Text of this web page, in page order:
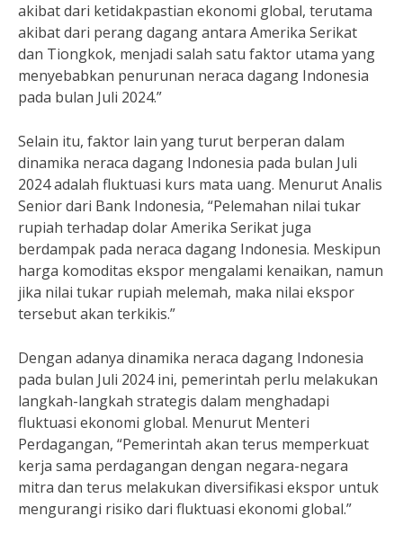
akibat dari ketidakpastian ekonomi global, terutama
akibat dari perang dagang antara Amerika Serikat
dan Tiongkok, menjadi salah satu faktor utama yang
menyebabkan penurunan neraca dagang Indonesia
pada bulan Juli 2024.”
Selain itu, faktor lain yang turut berperan dalam
dinamika neraca dagang Indonesia pada bulan Juli
2024 adalah fluktuasi kurs mata uang. Menurut Analis
Senior dari Bank Indonesia, “Pelemahan nilai tukar
rupiah terhadap dolar Amerika Serikat juga
berdampak pada neraca dagang Indonesia. Meskipun
harga komoditas ekspor mengalami kenaikan, namun
jika nilai tukar rupiah melemah, maka nilai ekspor
tersebut akan terkikis.”
Dengan adanya dinamika neraca dagang Indonesia
pada bulan Juli 2024 ini, pemerintah perlu melakukan
langkah-langkah strategis dalam menghadapi
fluktuasi ekonomi global. Menurut Menteri
Perdagangan, “Pemerintah akan terus memperkuat
kerja sama perdagangan dengan negara-negara
mitra dan terus melakukan diversifikasi ekspor untuk
mengurangi risiko dari fluktuasi ekonomi global.”